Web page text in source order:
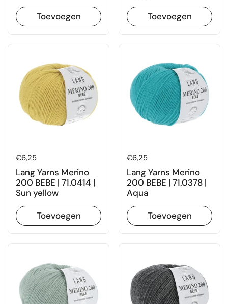
Toevoegen Toevoegen
Prijs:
€6,25
Lang Yarns Merino
200 BEBE | 71.0414 |
Sun yellow
Toevoegen
Prijs:
€6,25
Lang Yarns Merino
200 BEBE | 71.0378 |
Aqua
Toevoegen